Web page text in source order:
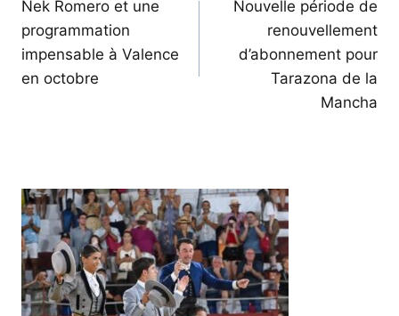
de
l’article
Nek Romero et une
programmation
impensable à Valence
en octobre
Nouvelle période de
renouvellement
d’abonnement pour
Tarazona de la
Mancha